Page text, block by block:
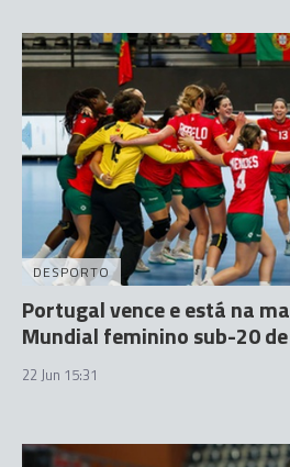
DESPORTO
Portugal vence e está na
Mundial feminino sub-20
22 Jun 15:31